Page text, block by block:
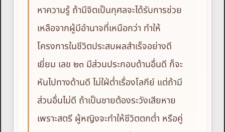
หาความรู้ ถ้ามีจิตเป็นกุศลจะได้รับการช่วย
เหลือจากผู้มีอำนาจที่เหนือกว่า ทำให้
โครงการในชีวิตประสบผลสำเร็จอย่างดี
เยี่ยม เลข ๒๓ มีส่วนประกอบด้านอื่นดี ก็จะ
หันไปทางด้านดี ไม่ใฝ่ต่ำเรื่องโลกีย์ แต่ถ้ามี
ส่วนอื่นไม่ดี ถ้าเป็นชายต้องระวังเสียหาย
เพราะสตรี ผู้หญิงจะทำให้ชีวิตตกต่ำ หรือคู่